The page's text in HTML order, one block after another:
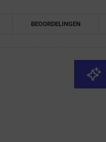
BEOORDELINGEN